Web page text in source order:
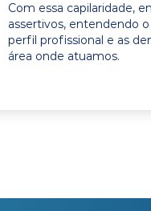
Com essa capilaridade,
assertivos, entendendo
perfil profissional e as
área onde atuamos.